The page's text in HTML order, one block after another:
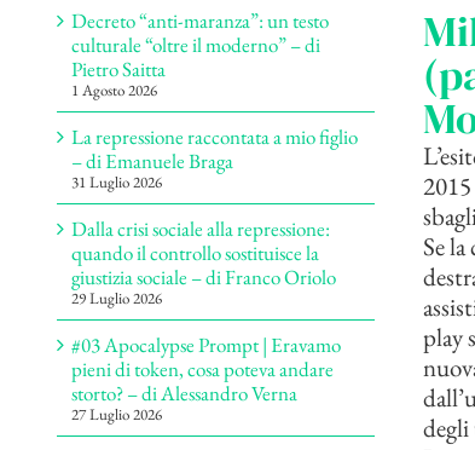
Se
play
Decreto “anti-maranza”: un testo
culturale “oltre il moderno” – di
Pietro Saitta
1 Agosto 2026
La repressione raccontata a mio figlio
– di Emanuele Braga
31 Luglio 2026
Dalla crisi sociale alla repressione:
quando il controllo sostituisce la
giustizia sociale – di Franco Oriolo
29 Luglio 2026
#03 Apocalypse Prompt | Eravamo
pieni di token, cosa poteva andare
storto? – di Alessandro Verna
27 Luglio 2026